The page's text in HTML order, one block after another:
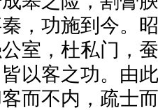
，功施到今。
室，杜私门，
以客之功。由
而不内，疏士